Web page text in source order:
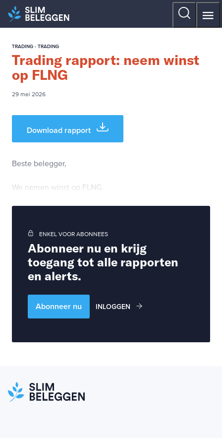
TRADING - TRADING
Trading rapport: neem winst
op FLNG
29 mei 2026
Download rapport
Beste belegger,
We nemen winst op FLNG.
ENKEL VOOR ABONNEES
Abonneer nu en krijg
toegang tot alle rapporten
en alerts.
Abonneer nu INLOGGEN